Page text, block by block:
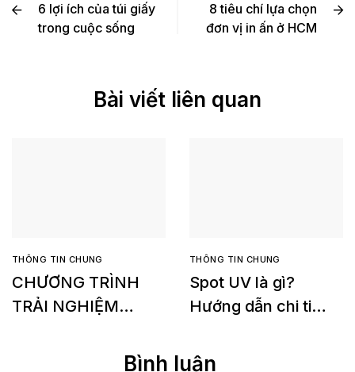
6 lợi ích của túi giấy
trong cuộc sống
8 tiêu chí lựa chọn
đơn vị in ấn ở HCM
Bài viết liên quan
THÔNG TIN CHUNG
CHƯƠNG TRÌNH
TRẢI NGHIỆM
Minolta Accurio
THÔNG TIN CHUNG
Spot UV là gì?
Hướng dẫn chi tiết
UV
Bình luận